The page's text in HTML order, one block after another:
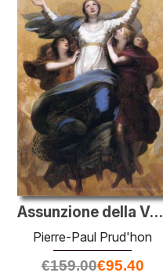
Assunzione della Vergine
Pierre-Paul Prud'hon
€159.00€95.40